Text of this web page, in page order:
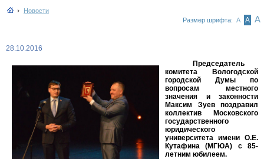
Новости
Размер шрифта: А А А
28.10.2016
Председатель
комитета Вологодской
городской Думы по
вопросам местного
значения и законности
Максим Зуев поздравил
коллектив Московского
государственного
юридического
университета имени О.Е.
Кутафина (МГЮА) с 85-
летним юбилеем.